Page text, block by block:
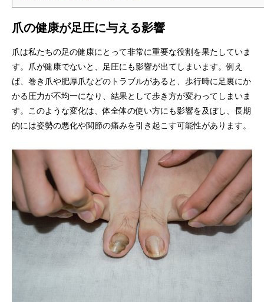
爪の健康が足圧に与える影響
爪は私たちの足の健康にとって非常に重要な役割を果たしていま
す。爪が健康でないと、足圧にも影響が出てしまいます。例え
ば、巻き爪や肥厚爪などのトラブルがあると、歩行時に足裏にか
かる圧力が不均一になり、結果として歩き方が変わってしまいま
す。このような変化は、体全体の使い方にも影響を及ぼし、長期
的には姿勢の悪化や関節の痛みを引き起こす可能性があります。